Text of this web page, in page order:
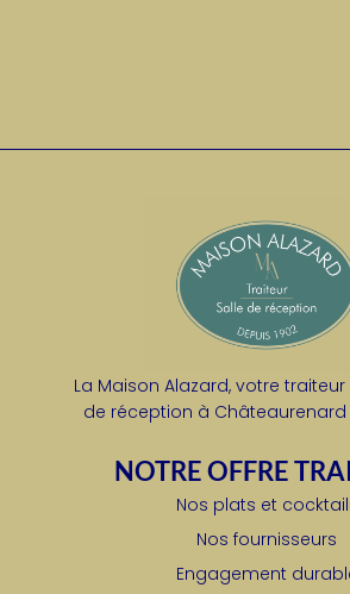
La Maison Alazard, votre
de réception à Châteaurenard
NOTRE OFFRE
Nos plats et
Nos fournisseurs
Engagement